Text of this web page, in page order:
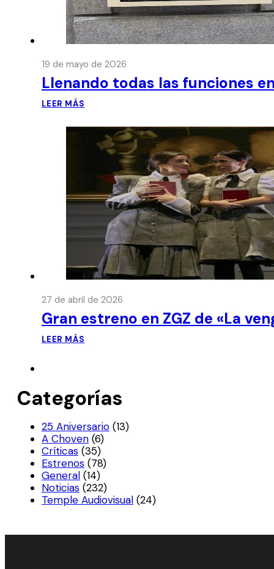
19 de mayo de 2026
Llenando todas las funciones
LEER MÁS
27 de abril de 2026
Gran estreno en ZGZ de «La
LEER MÁS
Categorías
25 Aniversario (13)
A Choven (6)
Críticas (35)
Estrenos (78)
General (14)
Noticias (232)
Temple Audiovisual (24)